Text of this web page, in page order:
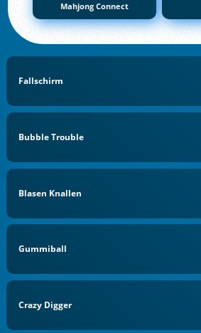
Mahjong Connect
Fallschirm
Bubble Trouble
Blasen Knallen
Gummiball
Crazy Digger